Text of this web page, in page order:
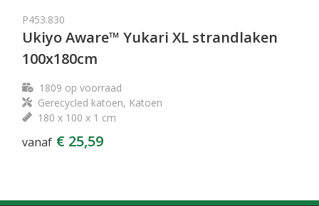
P453.830
Ukiyo Aware™ Yukari XL strandlaken
100x180cm
1809 op voorraad
Gerecycled katoen, Katoen
180 x 100 x 1 cm
vanaf € 25,59